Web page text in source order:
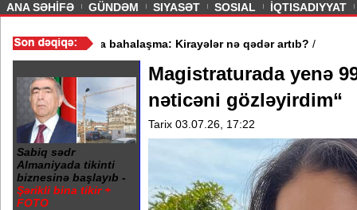
ANA SƏHİFƏ GÜNDƏM SIYASƏT SOSIAL İQTISADIYYAT
VİDEO/Mənzil bazarında bahalaşma: Kirayələr nə qədər artıb?
Sabiq sədr
Almaniyada tikinti
biznesinə başlayıb -
Şərikli bina tikir +
FOTO
Magistraturada yenə
nəticəni gözləyirdim“
Tarix 03.07.26, 17:22